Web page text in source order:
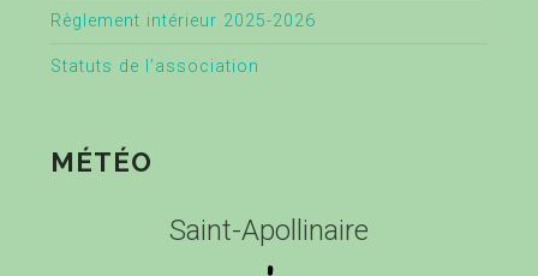
Règlement intérieur 2025-2026
Statuts de l’association
MÉTÉO
Saint-Apollinaire